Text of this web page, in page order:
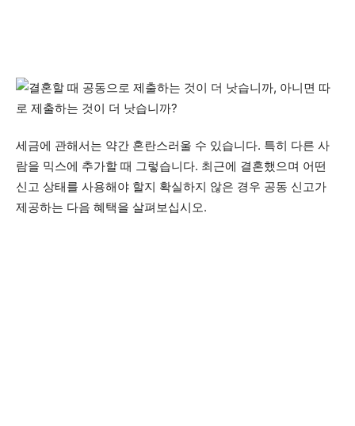
세금에 관해서는 약간 혼란스러울 수 있습니다. 특히 다른 사
람을 믹스에 추가할 때 그렇습니다. 최근에 결혼했으며 어떤
신고 상태를 사용해야 할지 확실하지 않은 경우 공동 신고가
제공하는 다음 혜택을 살펴보십시오.